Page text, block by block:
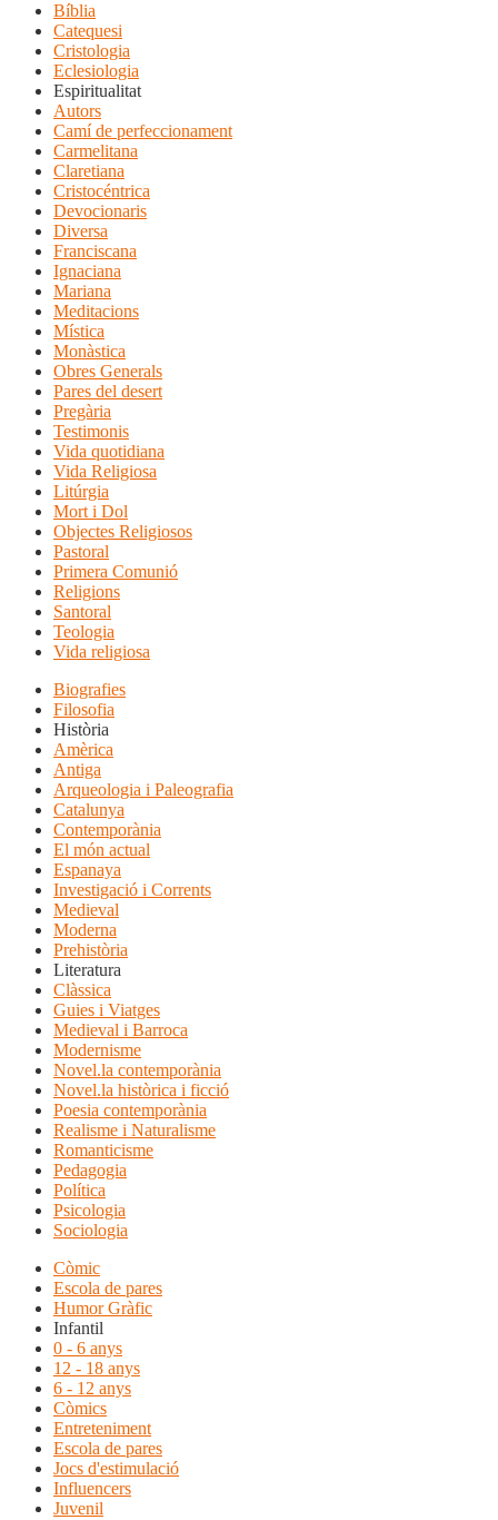
Bíblia
Catequesi
Cristologia
Eclesiologia
Espiritualitat
Autors
Camí de perfeccionament
Carmelitana
Claretiana
Cristocéntrica
Devocionaris
Diversa
Franciscana
Ignaciana
Mariana
Meditacions
Mística
Monàstica
Obres Generals
Pares del desert
Pregària
Testimonis
Vida quotidiana
Vida Religiosa
Litúrgia
Mort i Dol
Objectes Religiosos
Pastoral
Primera Comunió
Religions
Santoral
Teologia
Vida religiosa
Biografies
Filosofia
Història
Amèrica
Antiga
Arqueologia i Paleografia
Catalunya
Contemporània
El món actual
Espanaya
Investigació i Corrents
Medieval
Moderna
Prehistòria
Literatura
Clàssica
Guies i Viatges
Medieval i Barroca
Modernisme
Novel.la contemporània
Novel.la històrica i ficció
Poesia contemporània
Realisme i Naturalisme
Romanticisme
Pedagogia
Política
Psicologia
Sociologia
Còmic
Escola de pares
Humor Gràfic
Infantil
0 - 6 anys
12 - 18 anys
6 - 12 anys
Còmics
Entreteniment
Escola de pares
Jocs d'estimulació
Influencers
Juvenil